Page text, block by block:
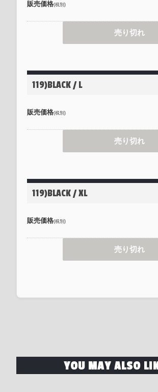
販売価格(税別)
売り切れ
119)BLACK / L
販売価格(税別)
売り切れ
119)BLACK / XL
販売価格(税別)
売り切れ
YOU MAY ALSO